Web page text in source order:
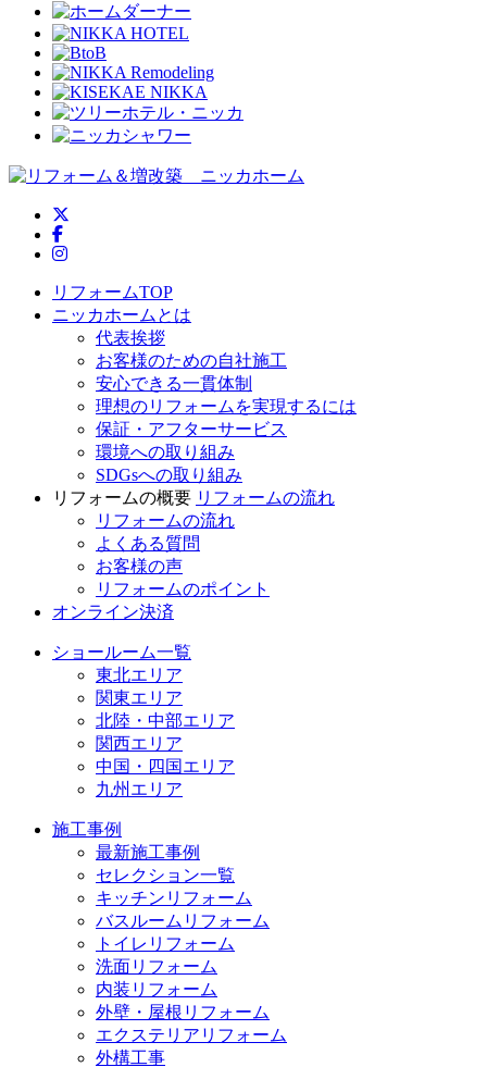
ニッカホーム公式Facebook
ニッカホーム公式Instagram
リフォームTOP
ニッカホームとは
代表挨拶
お客様のための自社施工
安心できる一貫体制
理想のリフォームを実現するには
保証・アフターサービス
環境への取り組み
SDGsへの取り組み
リフォームの概要 リフォームの流れ
リフォームの流れ
よくある質問
お客様の声
リフォームのポイント
オンライン決済
ショールーム一覧
東北エリア
関東エリア
北陸・中部エリア
関西エリア
中国・四国エリア
九州エリア
施工事例
最新施工事例
セレクション一覧
キッチンリフォーム
バスルームリフォーム
トイレリフォーム
洗面リフォーム
内装リフォーム
外壁・屋根リフォーム
エクステリアリフォーム
外構工事